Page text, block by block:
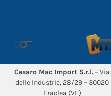
Cesaro Mac Import S.r.l. – Via
delle Industrie, 28/29 – 30020
Eraclea (VE)